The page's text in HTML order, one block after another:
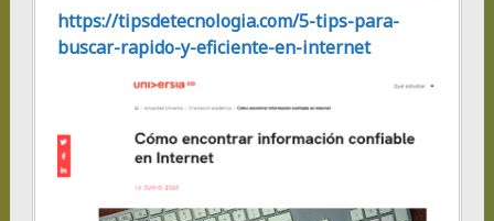
https://tipsdetecnologia.com/5-tips-para-
buscar-rapido-y-eficiente-en-internet